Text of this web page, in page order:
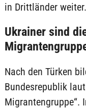
in Drittländer weiter.
Ukrainer sind
Nach den Türken
Bundesrepublik
Migrantengruppe“.